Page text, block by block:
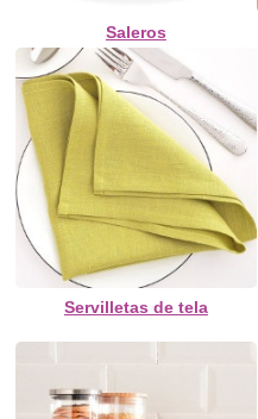
Saleros
Servilletas de tela